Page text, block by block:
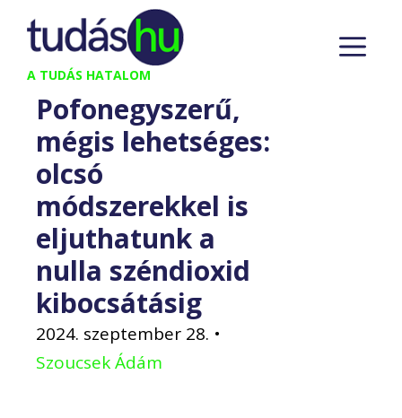
Kilépés
tartalomba
A TUDÁS HATALOM
Pofonegyszerű,
mégis lehetséges:
olcsó
módszerekkel is
eljuthatunk a
nulla széndioxid
kibocsátásig
2024. szeptember 28. •
Szoucsek Ádám